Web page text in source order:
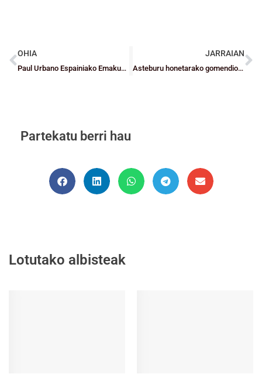
OHIA
Paul Urbano Espainiako Emakumezkoen Junior Txapelketara joango da
JARRAIAN
Asteburu honetarako gomendiozko agenda
Partekatu berri hau
Lotutako albisteak